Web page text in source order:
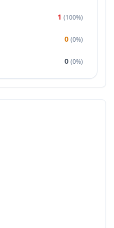
1 (100%)
0 (0%)
0 (0%)